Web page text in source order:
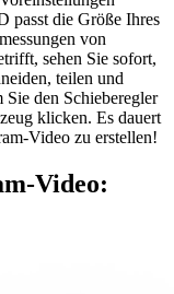
passt die Größe Ihres
von
sehen Sie sofort,
teilen und
den Schieberegler
klicken. Es dauert
Video zu erstellen!
Video: